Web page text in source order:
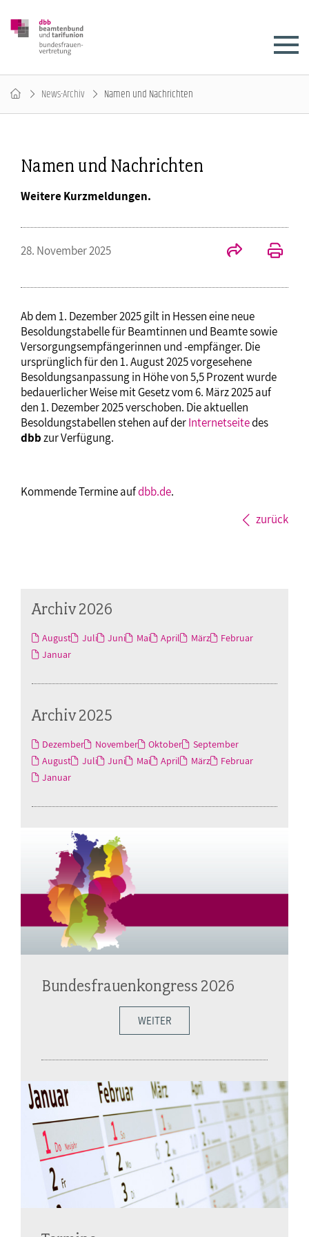
News-Archiv Namen und Nachrichten
Namen und Nachrichten
Weitere Kurzmeldungen.
28. November 2025
Ab dem 1. Dezember 2025 gilt in Hessen eine neue
Besoldungstabelle für Beamtinnen und Beamte sowie
Versorgungsempfängerinnen und -empfänger. Die
ursprünglich für den 1. August 2025 vorgesehene
Besoldungsanpassung in Höhe von 5,5 Prozent wurde
bedauerlicher Weise mit Gesetz vom 6. März 2025 auf
den 1. Dezember 2025 verschoben. Die aktuellen
Besoldungstabellen stehen auf derInternetseitedes
dbbzur Verfügung.
Kommende Termine aufdbb.de.
zurück
Archiv 2026
August Juli Juni Mai April März
Februar
Januar
Archiv 2025
Dezember November Oktober
September
August
Juli Juni Mai April März
Februar
Januar
Bundesfrauenkongress 2026
WEITER